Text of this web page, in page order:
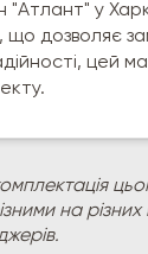
"Атлант" у
що дозволяє
цей
на